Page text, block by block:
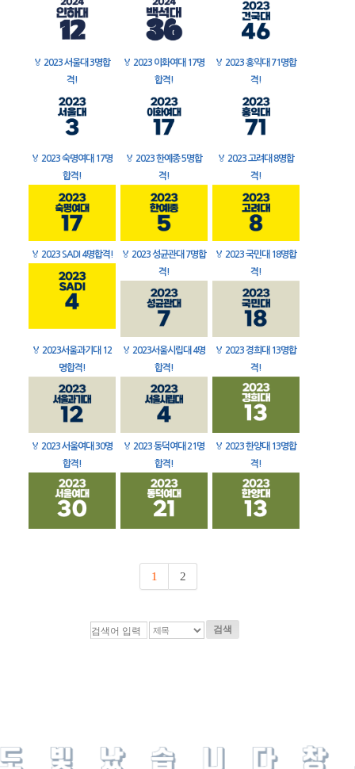
🏅 2023 서울대 3명합
격!
🏅 2023 이화여대 17명
합격!
🏅 2023 홍익대 71명합
격!
🏅 2023 숙명여대 17명
합격!
🏅 2023 한예종 5명합
격!
🏅 2023 고려대 8명합
격!
🏅 2023 SADI 4명합격! 🏅 2023 성균관대 7명합
격!
🏅 2023 국민대 18명합
격!
🏅 2023서울과기대 12
명합격!
🏅 2023서울시립대 4명
합격!
🏅 2023 경희대 13명합
격!
🏅 2023 서울여대 30명
합격!
🏅 2023 동덕여대 21명
합격!
🏅 2023 한양대 13명합
격!
1 2
검색